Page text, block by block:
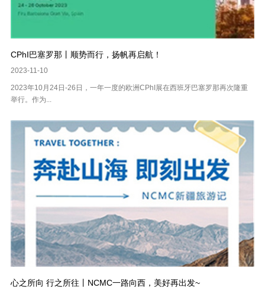
CPhI巴塞罗那丨顺势而行，扬帆再启航！
2023-11-10
2023年10月24日-26日，一年一度的欧洲CPhI展在西班牙巴塞罗那再次隆重
举行。作为...
心之所向 行之所往丨NCMC一路向西，美好再出发~